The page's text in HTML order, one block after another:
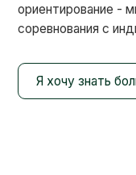
ориентирование -
соревнования с
Я хочу знать